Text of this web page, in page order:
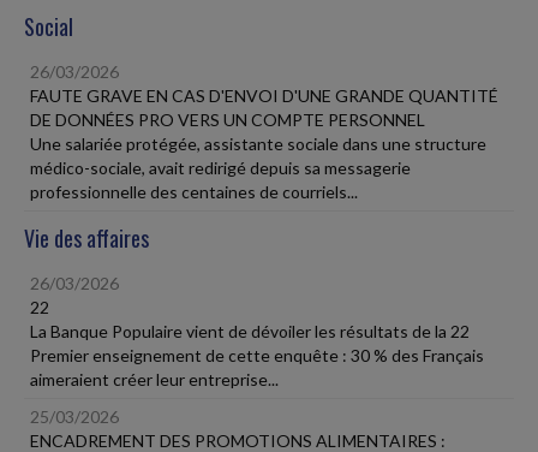
Social
26/03/2026
FAUTE GRAVE EN CAS D'ENVOI D'UNE GRANDE QUANTITÉ
DE DONNÉES PRO VERS UN COMPTE PERSONNEL
Une salariée protégée, assistante sociale dans une structure
médico-sociale, avait redirigé depuis sa messagerie
professionnelle des centaines de courriels...
Vie des affaires
26/03/2026
22
La Banque Populaire vient de dévoiler les résultats de la 22
Premier enseignement de cette enquête : 30 % des Français
aimeraient créer leur entreprise...
25/03/2026
ENCADREMENT DES PROMOTIONS ALIMENTAIRES :